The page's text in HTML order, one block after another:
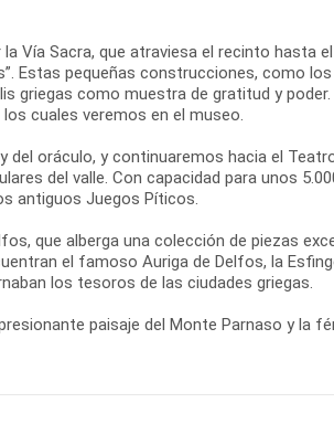
Vía Sacra, que atraviesa el recinto hasta
Estas pequeñas construcciones, como
griegas como muestra de gratitud y
cuales veremos en el museo.
oráculo, y continuaremos hacia el
del valle. Con capacidad para unos
antiguos Juegos Píticos.
que alberga una colección de piezas
el famoso Auriga de Delfos, la
los tesoros de las ciudades griegas.
paisaje del Monte Parnaso y la